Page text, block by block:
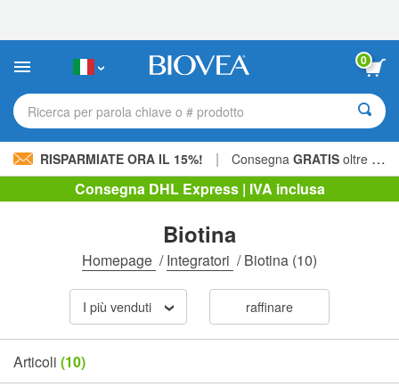
sito
include
sistema
0
Ricerca per parola chiave o # prodotto
RISPARMIATE ORA IL 15%! | Consegna GRATIS oltre 60,00 € »
Consegna DHL Express | IVA inclusa
Biotina
Homepage /Integratori /Biotina (10)
I più venduti raffinare
Articoli (10)